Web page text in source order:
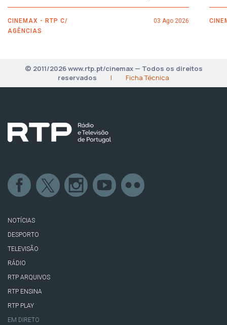
CINEMAX - RTP C/
AGÊNCIAS
03 Ago 2026
© 2011/2026 www.rtp.pt/cinemax — Todos os direitos
reservados
| Ficha Técnica
NOTÍCIAS
DESPORTO
TELEVISÃO
RÁDIO
RTP ARQUIVOS
RTP ENSINA
RTP PLAY
EM DIRETO